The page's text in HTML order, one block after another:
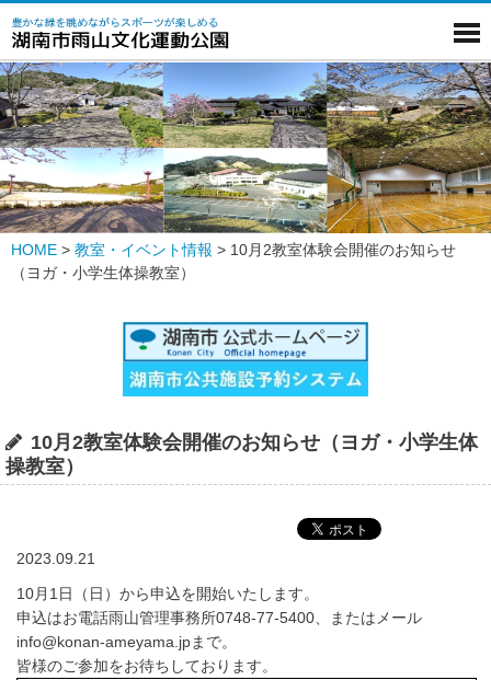
HOME > 教室・イベント情報 > 10月2教室体験会開催のお知らせ
（ヨガ・小学生体操教室）
10月2教室体験会開催のお知らせ（ヨガ・小学生体
操教室）
2023.09.21
10月1日（日）から申込を開始いたします。
申込はお電話雨山管理事務所0748-77-5400、またはメール
info@konan-ameyama.jpまで。
皆様のご参加をお待ちしております。